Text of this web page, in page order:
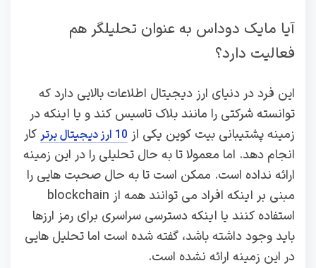
آیا مایک دوداس به عنوان تحلیلگر هم
فعالیت دارد؟
این فرد در دنیای ارز دیجیتال اطلاعات بالایی دارد که
توانسته شرکتی را مانند بلاک تاسیس کند و یا اینکه در
زمینه پشتیبانی بیت کوین یکی از 10 ارز دیجیتال برتر
کار
انجام دهد. اما معمولا تا به حال تحلیلی را در این زمینه
ارائه نداده است. ممکن است تا به حال صحبت هایی را
مبنی بر اینکه افراد می توانند همه از blockchain
استفاده کنند یا اینکه دسترسی سراسری برای رمز ارزها
باید وجود داشته باشد، گفته شده است اما تحلیل هایی
در این زمینه ارائه نشده است.